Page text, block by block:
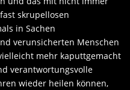
skrupellosen
in Sachen
verunsicherten Menschen
mehr kaputtgemacht
verantwortungsvolle
wieder heilen können,